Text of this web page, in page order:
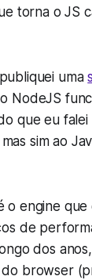
torna o JS
uma
NodeJS
que eu falei
sim ao
o engine
de
dos
browser